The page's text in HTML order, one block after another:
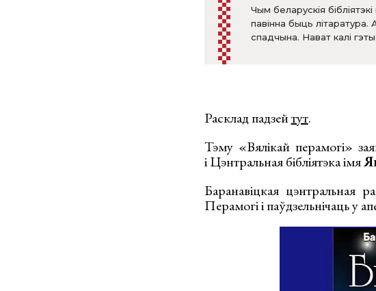
Чым беларускія
павінна быць
спадчына. Нават калі
Расклад падзейтут.
Тэму «Вялікай перамогі»
і Цэнтральная бібліятэка імя
Баранавіцкая цэнтральная
Перамогі і паўдзельнічаць у